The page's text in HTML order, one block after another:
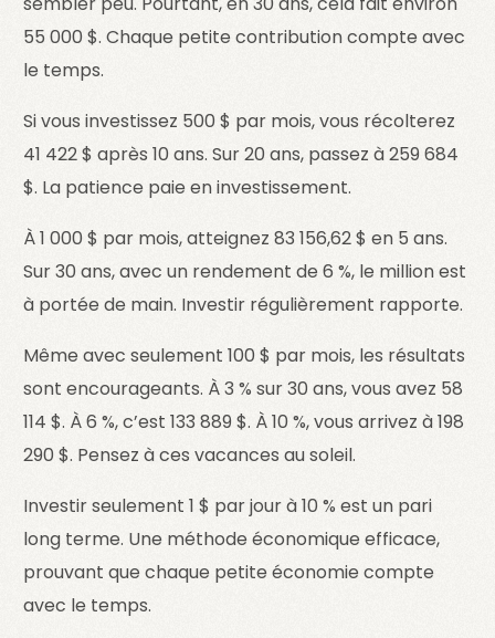
55 000 $. Chaque petite contribution compte avec
le temps.
Si vous investissez 500 $ par mois, vous récolterez
41 422 $ après 10 ans. Sur 20 ans, passez à 259 684
$. La patience paie en investissement.
À 1 000 $ par mois, atteignez 83 156,62 $ en 5 ans.
Sur 30 ans, avec un rendement de 6 %, le million est
à portée de main. Investir régulièrement rapporte.
Même avec seulement 100 $ par mois, les résultats
sont encourageants. À 3 % sur 30 ans, vous avez 58
114 $. À 6 %, c’est 133 889 $. À 10 %, vous arrivez à 198
290 $. Pensez à ces vacances au soleil.
Investir seulement 1 $ par jour à 10 % est un pari
long terme. Une méthode économique efficace,
prouvant que chaque petite économie compte
avec le temps.